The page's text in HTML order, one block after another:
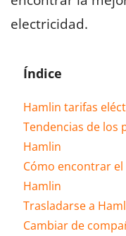
electricidad.
Índice
Hamlin tarifas
Tendencias de los
Hamlin
Cómo encontrar
Hamlin
Trasladarse a
Cambiar de